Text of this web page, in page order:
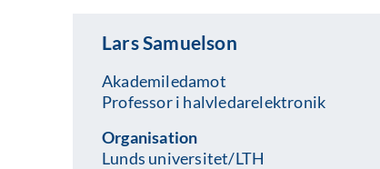
Lars Samuelson
Akademiledamot
Professor i halvledarelektronik
Organisation
Lunds universitet/LTH